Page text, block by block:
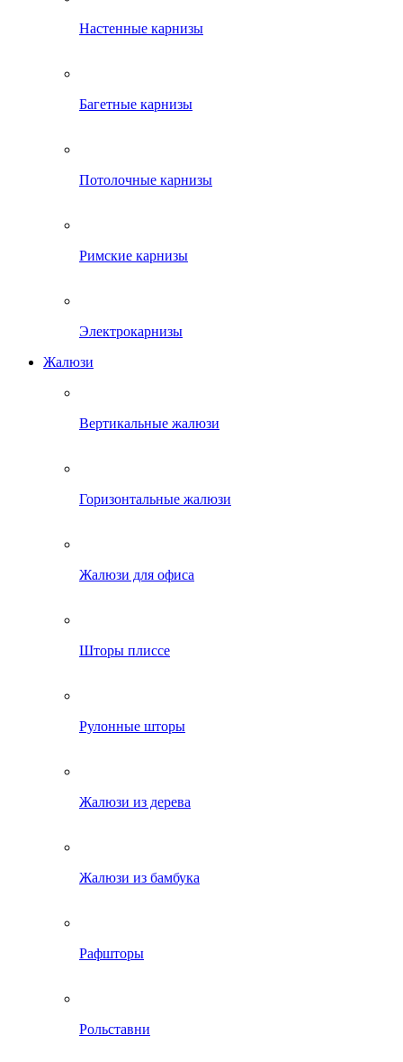
Настенные карнизы
Багетные карнизы
Потолочные карнизы
Римские карнизы
Электрокарнизы
Жалюзи
Вертикальные жалюзи
Горизонтальные жалюзи
Жалюзи для офиса
Шторы плиссе
Рулонные шторы
Жалюзи из дерева
Жалюзи из бамбука
Рафшторы
Рольставни